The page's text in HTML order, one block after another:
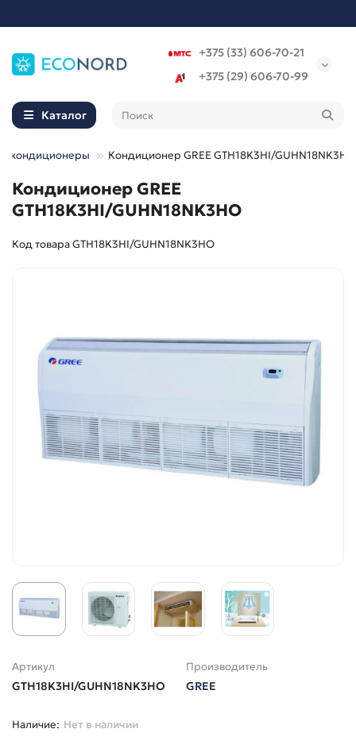
+375 (33) 606-70-21
+375 (29) 606-70-99
Каталог
кондиционеры Кондиционер GREE GTH18K3HI/GUHN18NK3HO
Кондиционер GREE
GTH18K3HI/GUHN18NK3HO
Код товара GTH18K3HI/GUHN18NK3HO
Артикул
GTH18K3HI/GUHN18NK3HO
Производитель
GREE
Нет в наличии